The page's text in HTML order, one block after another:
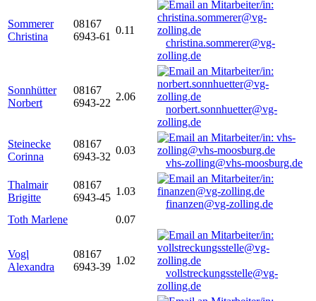
Sommerer
Christina
08167
6943-61
0.11
christina.sommerer@vg-
zolling.de
Sonnhütter
Norbert
08167
6943-22
2.06
norbert.sonnhuetter@vg-
zolling.de
Steinecke
Corinna
08167
6943-32
0.03
vhs-zolling@vhs-moosburg.de
Thalmair
Brigitte
08167
6943-45
1.03
finanzen@vg-zolling.de
Toth Marlene
0.07
Vogl
Alexandra
08167
6943-39
1.02
vollstreckungsstelle@vg-
zolling.de